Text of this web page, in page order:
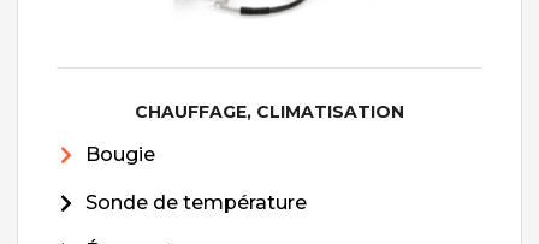
CHAUFFAGE, CLIMATISATION
Bougie
Sonde de température